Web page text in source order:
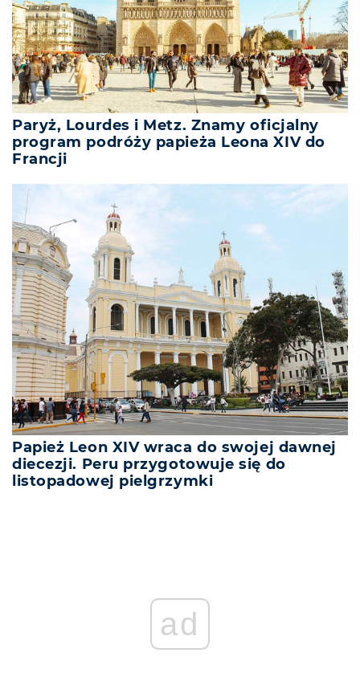
Paryż, Lourdes i Metz. Znamy oficjalny
program podróży papieża Leona XIV do
Francji
Papież Leon XIV wraca do swojej dawnej
diecezji. Peru przygotowuje się do
listopadowej pielgrzymki
ad